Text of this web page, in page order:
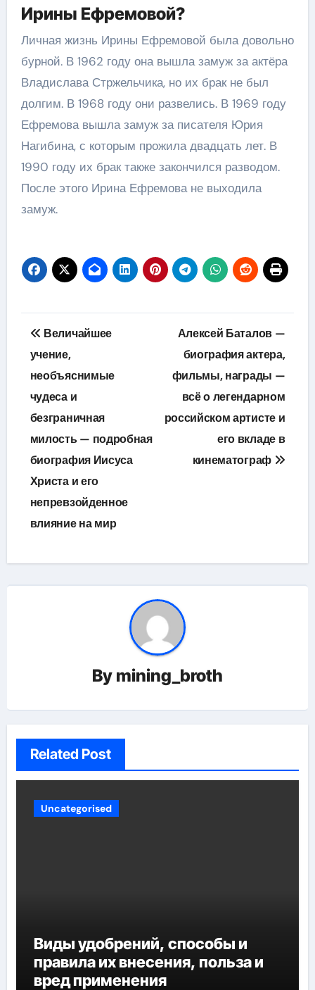
Ирины Ефремовой?
Личная жизнь Ирины Ефремовой была довольно
бурной. В 1962 году она вышла замуж за актёра
Владислава Стржельчика, но их брак не был
долгим. В 1968 году они развелись. В 1969 году
Ефремова вышла замуж за писателя Юрия
Нагибина, с которым прожила двадцать лет. В
1990 году их брак также закончился разводом.
После этого Ирина Ефремова не выходила
замуж.
Навигация
по
записям
Величайшее
учение,
необъяснимые
чудеса и
безграничная
милость — подробная
биография Иисуса
Христа и его
непревзойденное
влияние на мир
Алексей Баталов —
биография актера,
фильмы, награды —
всё о легендарном
российском артисте и
его вкладе в
кинематограф
By mining_broth
Related Post
Uncategorised
Виды удобрений, способы и
правила их внесения, польза и
вред применения